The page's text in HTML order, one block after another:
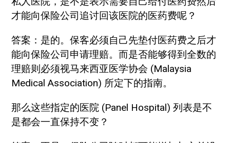
才能向保险公司追讨回该医院的医药费呢？
答案：是的。保客必须自己先垫付医药费之后才
能向保险公司申请理赔。而是否能够得到全数的
理赔则必须视马来西亚医学协会 (Malaysia
Medical Association) 所定下的指南。
那么这些指定的医院 (Panel Hospital) 列表是不
是都会一直保持不变？